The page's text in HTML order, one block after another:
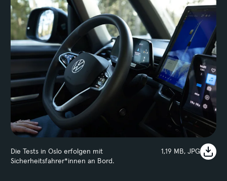
Die Tests in Oslo erfolgen mit
Sicherheitsfahrer*innen an Bord.
1,19 MB, JPG